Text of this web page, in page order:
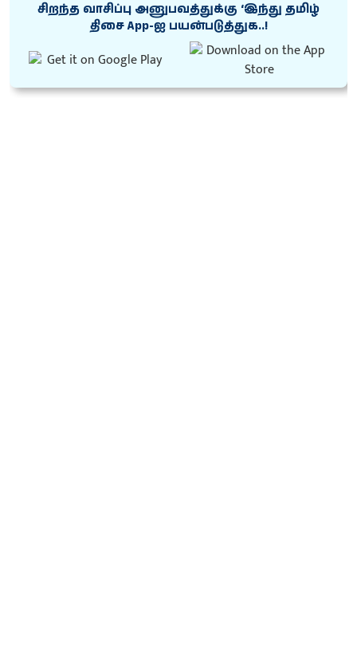
சிறந்த வாசிப்பு அனுபவத்துக்கு ‘இந்து தமிழ்
திசை App-ஐ பயன்படுத்துக..!